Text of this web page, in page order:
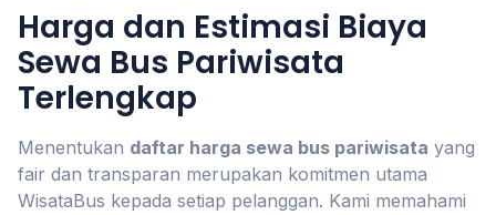
Harga dan Estimasi Biaya
Sewa Bus Pariwisata
Terlengkap
Menentukan daftar harga sewa bus pariwisata yang
fair dan transparan merupakan komitmen utama
WisataBus kepada setiap pelanggan. Kami memahami